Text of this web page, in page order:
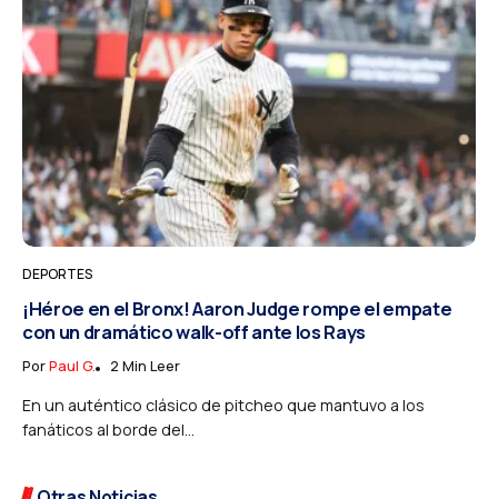
DEPORTES
¡Héroe en el Bronx! Aaron Judge rompe el empate
con un dramático walk-off ante los Rays
PorPaul G. 2 Min Leer
En un auténtico clásico de pitcheo que mantuvo a los
fanáticos al borde del...